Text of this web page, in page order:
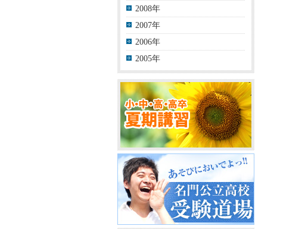
2008年
2007年
2006年
2005年